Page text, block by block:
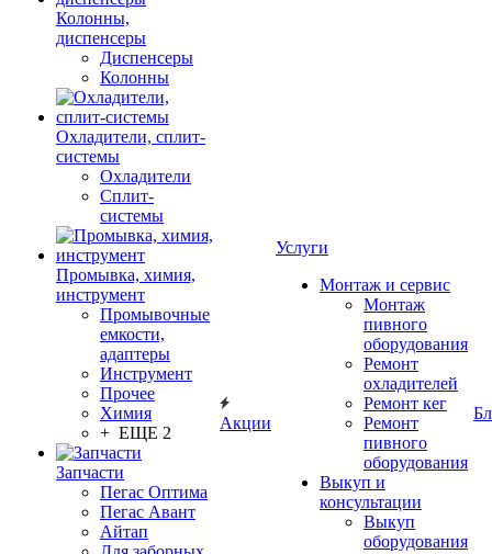
Колонны,
диспенсеры
Диспенсеры
Колонны
Охладители, сплит-
системы
Охладители
Сплит-
системы
Промывка, химия,
инструмент
Промывочные
емкости,
адаптеры
Инструмент
Прочее
Химия
+ ЕЩЕ 2
Запчасти
Пегас Оптима
Пегас Авант
Айтап
Акции
Услуги
Монтаж и сервис
Монтаж
пивного
оборудования
Ремонт
охладителей
Ремонт кег
Ремонт
пивного
оборудования
Выкуп и
консультации
Выкуп
оборудования